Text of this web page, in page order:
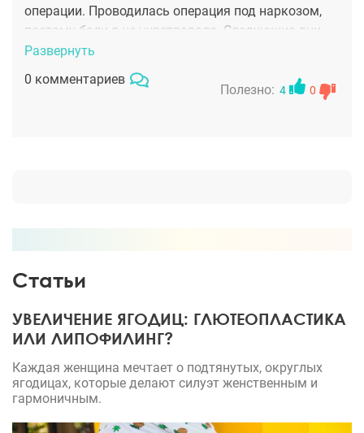
операции. Проводилась операция под наркозом,
поэтому боли я не чувствовала. Следующие дни
болезненность, конечно, была, но я к этому была
готова. Восстановилась довольно быстро, итог
того стоил. Я получила за короткий период
Развернуть
0 комментариев
Полезно: 4 0
Статьи
УВЕЛИЧЕНИЕ ЯГОДИЦ: ГЛЮТЕОПЛАСТИКА
ИЛИ ЛИПОФИЛИНГ?
Каждая женщина мечтает о подтянутых, округлых
ягодицах, которые делают силуэт женственным и
гармоничным.